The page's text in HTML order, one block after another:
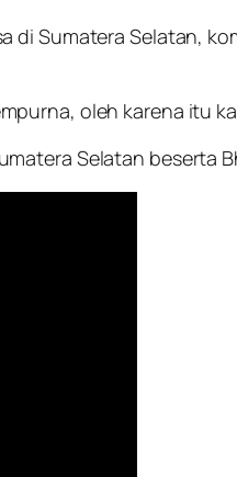
di Sumatera Selatan,
oleh karena itu
Selatan beserta